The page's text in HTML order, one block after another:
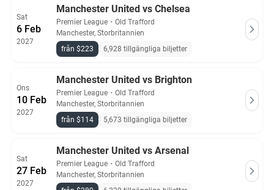
Sat
6 Feb
2027
Manchester United vs Chelsea
Premier League ・ Old Trafford
Manchester, Storbritannien
från $223
6,928 tillgängliga biljetter
Ons
10 Feb
2027
Manchester United vs Brighton
Premier League ・ Old Trafford
Manchester, Storbritannien
från $114
5,673 tillgängliga biljetter
Sat
27 Feb
2027
Manchester United vs Arsenal
Premier League ・ Old Trafford
Manchester, Storbritannien